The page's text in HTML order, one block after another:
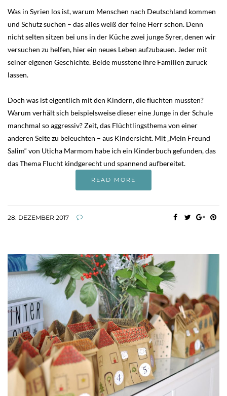
Was in Syrien los ist, warum Menschen nach Deutschland kommen
und Schutz suchen – das alles weiß der feine Herr schon. Denn
nicht selten sitzen bei uns in der Küche zwei junge Syrer, denen wir
versuchen zu helfen, hier ein neues Leben aufzubauen. Jeder mit
seiner eigenen Geschichte. Beide musstene ihre Familien zurück
lassen.
Doch was ist eigentlich mit den Kindern, die flüchten mussten?
Warum verhält sich beispielsweise dieser eine Junge in der Schule
manchmal so aggressiv? Zeit, das Flüchtlingsthema von einer
anderen Seite zu beleuchten – aus Kindersicht. Mit „Mein Freund
Salim“ von Uticha Marmom habe ich ein Kinderbuch gefunden, das
das Thema Flucht kindgerecht und spannend aufbereitet.
READ MORE
28. DEZEMBER 2017